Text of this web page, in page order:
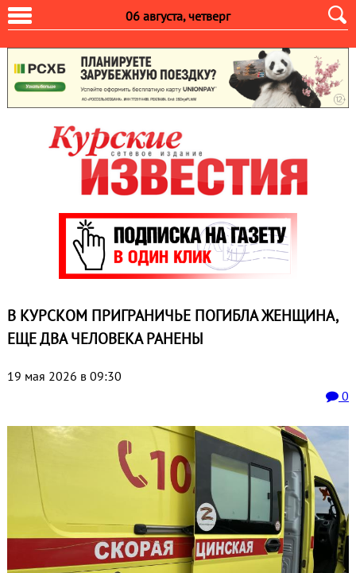
06 августа, четверг
В КУРСКОМ ПРИГРАНИЧЬЕ ПОГИБЛА ЖЕНЩИНА,
ЕЩЕ ДВА ЧЕЛОВЕКА РАНЕНЫ
19 мая 2026 в 09:30
0